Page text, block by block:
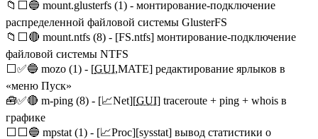
📁⬜🔵 mount.glusterfs (1) - монтирование-подключение
распределенной файловой системы GlusterFS
📁⬜🔴 mount.ntfs (8) - [FS.ntfs] монтирование-подключение
файловой системы NTFS
⬜✅🔵 mozo (1) - [GUI,MATE] редактирование ярлыков в
«меню Пуск»
🧰✅🔴 m-ping (8) - [📈Net][GUI] traceroute + ping + whois в
графике
⬜⬜🔵 mpstat (1) - [📈Proc][sysstat] вывод статистики о